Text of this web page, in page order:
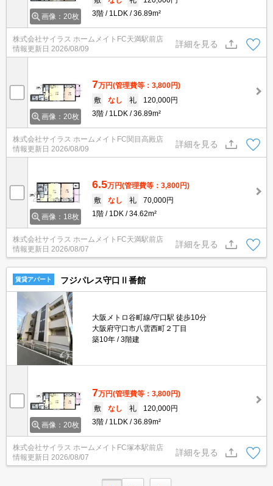
画像：20枚
3階
1LDK 36.89m²
株式会社サイラス ホームメイトFC天満駅前店
情報更新日 2026/08/09
詳細を見る
画像：20枚
7万円(管理費等：3,800円)
敷
なし 礼
120,000円
3階
1LDK 36.89m²
株式会社サイラス ホームメイトFC関目高殿店
情報更新日 2026/08/09
詳細を見る
画像：18枚
6.5万円(管理費等：3,800円)
敷
なし 礼
70,000円
1階
1DK 34.62m²
株式会社サイラス ホームメイトFC天満駅前店
情報更新日 2026/08/07
詳細を見る
賃貸アパート フジパレス守口Ⅱ番館
大阪メトロ谷町線/守口駅 徒歩10分
大阪府守口市八雲西町２丁目
築10年
3階建
画像：20枚
7万円(管理費等：3,800円)
敷
なし 礼
120,000円
3階
1LDK 36.89m²
株式会社サイラス ホームメイトFC塚本駅前店
情報更新日 2026/08/07
詳細を見る